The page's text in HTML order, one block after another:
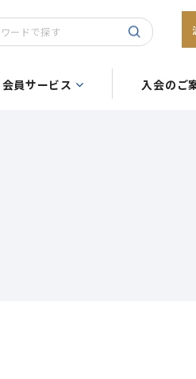
会員サービス 入会のご